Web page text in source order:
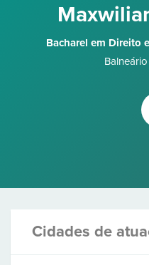
Bacharel em Direito
Cidades de